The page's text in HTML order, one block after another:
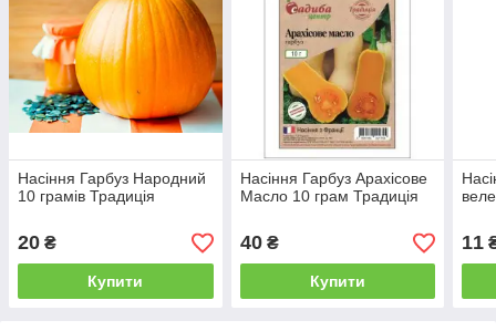
Насіння Гарбуз Народний
10 грамів Традиція
20 ₴
Купити
Насіння Гарбуз Арахісове
Масло 10 грам Традиція
40₴
Купити
11